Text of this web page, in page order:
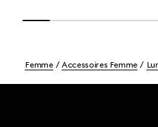
Femme Accessoires Femme